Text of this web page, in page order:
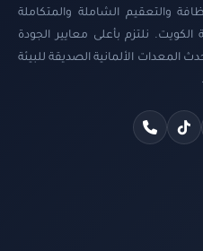
والتعقيم الشاملة والمتكاملة
نلتزم بأعلى معايير الجودة
المعدات الألمانية الصديقة للبيئة